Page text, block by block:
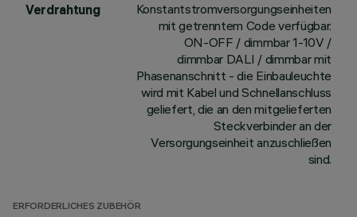
Verdrahtung
Konstantstromversorgungseinheiten
mit getrenntem Code verfügbar.
ON-OFF / dimmbar 1-10V /
dimmbar DALI / dimmbar mit
Phasenanschnitt - die Einbauleuchte
wird mit Kabel und Schnellanschluss
geliefert, die an den mitgelieferten
Steckverbinder an der
Versorgungseinheit anzuschließen
sind.
ERFORDERLICHES ZUBEHÖR